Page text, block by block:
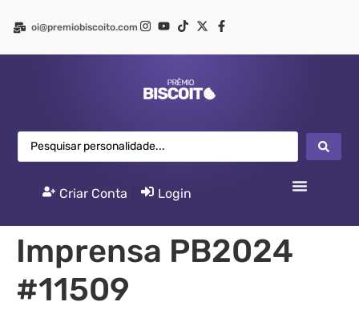
oi@premiobiscoito.com
Criar Conta Login
Imprensa PB2024
#11509